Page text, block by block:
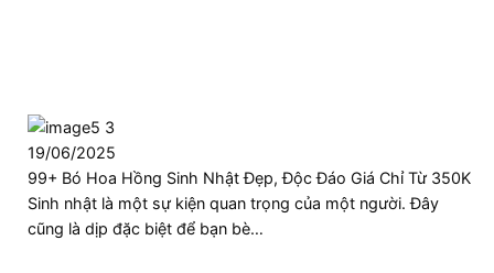
19/06/2025
99+ Bó Hoa Hồng Sinh Nhật Đẹp, Độc Đáo Giá Chỉ Từ 350K
Sinh nhật là một sự kiện quan trọng của một người. Đây
cũng là dịp đặc biệt để bạn bè…